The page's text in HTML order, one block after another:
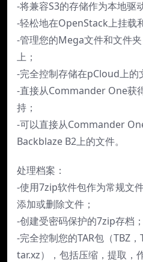
-将兼容S3的存储作为本地驱
-轻松地在OpenStack上挂载
-管理您的Mega文件和文件
上；
-完全控制存储在pCloud上的
-直接从Commander One获
持；
-可以直接从Commander
Backblaze B2上的文件。
处理档案：
-使用7zip软件包作为常规文
添加或删除文件；
-创建受密码保护的7zip存档；
-完全控制您的TAR包（TBZ
tar.xz），包括压缩，提取，